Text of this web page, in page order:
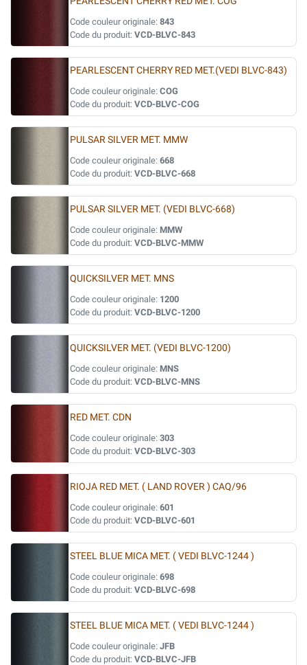
Code couleur originale: 843
Code du produit: VCD-BLVC-843
PEARLESCENT CHERRY RED MET.(VEDI BLVC-843)
Code couleur originale: COG
Code du produit: VCD-BLVC-COG
PULSAR SILVER MET. MMW
Code couleur originale: 668
Code du produit: VCD-BLVC-668
PULSAR SILVER MET. (VEDI BLVC-668)
Code couleur originale: MMW
Code du produit: VCD-BLVC-MMW
QUICKSILVER MET. MNS
Code couleur originale: 1200
Code du produit: VCD-BLVC-1200
QUICKSILVER MET. (VEDI BLVC-1200)
Code couleur originale: MNS
Code du produit: VCD-BLVC-MNS
RED MET. CDN
Code couleur originale: 303
Code du produit: VCD-BLVC-303
RIOJA RED MET. ( LAND ROVER ) CAQ/96
Code couleur originale: 601
Code du produit: VCD-BLVC-601
STEEL BLUE MICA MET. ( VEDI BLVC-1244 )
Code couleur originale: 698
Code du produit: VCD-BLVC-698
STEEL BLUE MICA MET. ( VEDI BLVC-1244 )
Code couleur originale: JFB
Code du produit: VCD-BLVC-JFB